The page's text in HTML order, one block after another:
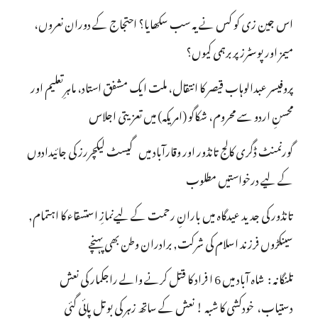
اس جین زی کو کس نے یہ سب سکھایا؟ احتجاج کے دوران نعروں،
میمز اور پوسٹرز پر برہمی کیوں؟
پروفیسر عبدالوہاب قیصر کا انتقال، ملت ایک مشفق استاد، ماہرِتعلیم اور
محسنِ اردو سے محروم، شکاگو (امریکہ) میں تعزیتی اجلاس
گورنمنٹ ڈگری کالج تانڈور اور وقارآباد میں گیسٹ لیکچررز کی جائیدادوں
کے لیے درخواستیں مطلوب
تانڈور کی جدید عیدگاہ میں بارانِ رحمت کے لیےنمازِ استسقاء کا اہتمام,
سینکڑوں فرزند اسلام کی شرکت, برادران وطن بھی پہنچے
تلنگانہ : شاہ آباد میں 6 ا فراد کا قتل کرنے والے راجکمار کی نعش
دستیاب، خودکشی کا شبہ ! نعش کے ساتھ زہر کی بوتل پائی گئی